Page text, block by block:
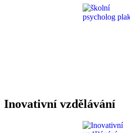
Inovativní vzdělávání